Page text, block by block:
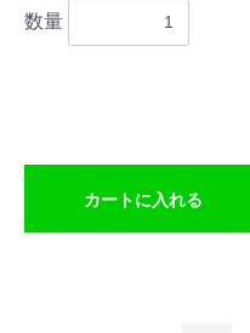
数量
カートに入れる